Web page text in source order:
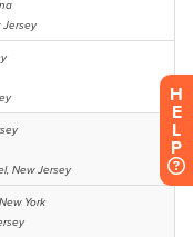
H
E
L
P